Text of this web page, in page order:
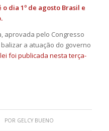
dia 1º de agosto Brasil e
aprovada pelo Congresso
a atuação do governo
foi publicada nesta terça-
POR GELCY BUENO